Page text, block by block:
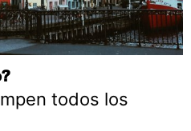
todos los